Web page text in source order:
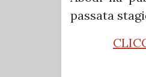
passata